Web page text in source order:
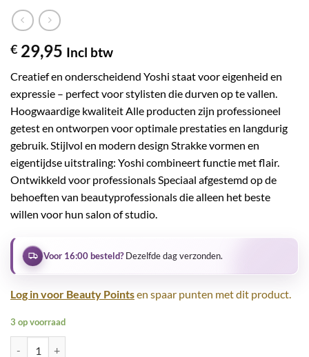
€ 29,95 Incl btw
Creatief en onderscheidend Yoshi staat voor eigenheid en
expressie – perfect voor stylisten die durven op te vallen.
Hoogwaardige kwaliteit Alle producten zijn professioneel
getest en ontworpen voor optimale prestaties en langdurig
gebruik. Stijlvol en modern design Strakke vormen en
eigentijdse uitstraling: Yoshi combineert functie met flair.
Ontwikkeld voor professionals Speciaal afgestemd op de
behoeften van beautyprofessionals die alleen het beste
willen voor hun salon of studio.
Voor 16:00 besteld?Dezelfde dag verzonden.
Log in voor Beauty Pointsen spaar punten met dit product.
3 op voorraad